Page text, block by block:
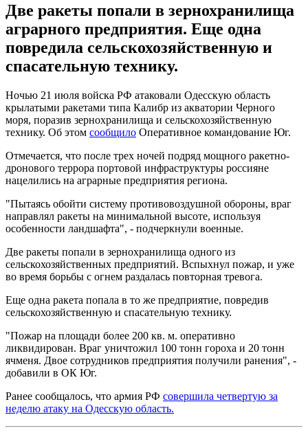
Две ракеты попали в зернохранилища
аграрного предприятия. Еще одна
повредила сельскохозяйственную и
спасательную технику.
Ночью 21 июля войска РФ атаковали Одесскую область
крылатыми ракетами типа Калибр из акватории Черного
моря, поразив зернохранилища и сельскохозяйственную
технику. Об этом сообщило Оперативное командование Юг.
Отмечается, что после трех ночей подряд мощного ракетно-
дронового террора портовой инфраструктуры россияне
нацелились на аграрные предприятия региона.
"Пытаясь обойти систему противовоздушной обороны, враг
направлял ракеты на минимальной высоте, используя
особенности ландшафта", - подчеркнули военные.
Две ракеты попали в зернохранилища одного из
сельскохозяйственных предприятий. Вспыхнул пожар, и уже
во время борьбы с огнем раздалась повторная тревога.
Еще одна ракета попала в то же предприятие, повредив
сельскохозяйственную и спасательную технику.
"Пожар на площади более 200 кв. м. оперативно
ликвидирован. Враг уничтожил 100 тонн гороха и 20 тонн
ячменя. Двое сотрудников предприятия получили ранения", -
добавили в ОК Юг.
Ранее сообщалось, что армия РФ совершила четвертую за
неделю атаку на Одесскую область.